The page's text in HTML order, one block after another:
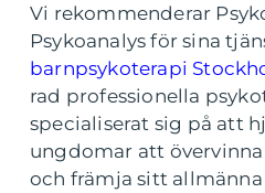
Vi rekommenderar
Psykoanalys för sina
barnpsykoterapi
rad professionella
specialiserat sig på att
ungdomar att
och främja sitt